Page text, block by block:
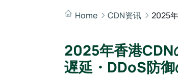
Home CDN资讯 2025
2025年香港
遅延・DDoS防